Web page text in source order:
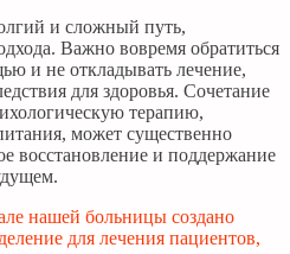
и сложный путь,
Важно вовремя обратиться
и не откладывать лечение,
для здоровья. Сочетание
терапию,
может существенно
восстановление и поддержание
нашей больницы создано
для лечения пациентов,